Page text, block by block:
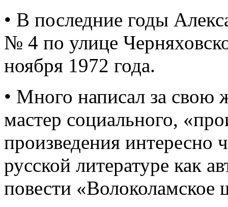
• В последние годы
№ 4 по улице
ноября 1972 года.
• Много написал за свою
мастер социального,
произведения интересно
русской литературе как
повести «Волоколамское